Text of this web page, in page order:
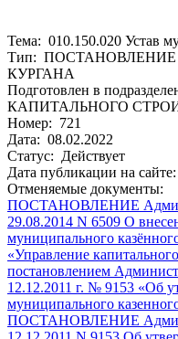
Тема: 010.150.020 Устав
Тип:
КУРГАНА
Подготовлен в
КАПИТАЛЬНОГО
Номер: 721
Дата: 08.02.2022
Статус: Действует
Дата публикации на
Отменяемые документы:
ПОСТАНОВЛЕНИЕ
29.08.2014 N 6509 О
муниципального
«Управление
постановлением
12.12.2011 г. № 9153 «Об
муниципального
ПОСТАНОВЛЕНИЕ